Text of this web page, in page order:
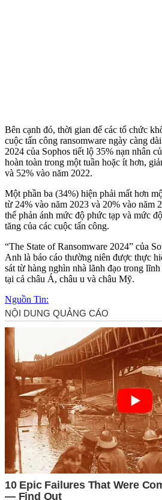
Bên cạnh đó, thời gian để các tổ chức
cuộc tấn công ransomware ngày càng
2024 của Sophos tiết lộ 35% nạn nhân
hoàn toàn trong một tuần hoặc ít hơn,
và 52% vào năm 2022.
Một phần ba (34%) hiện phải mất hơn
từ 24% vào năm 2023 và 20% vào năm
thể phản ánh mức độ phức tạp và mức
tăng của các cuộc tấn công.
“The State of Ransomware 2024” của
Anh là báo cáo thường niên được thực
sát từ hàng nghìn nhà lãnh đạo trong
tại cả châu Á, châu u và châu Mỹ.
Nguồn Tin: